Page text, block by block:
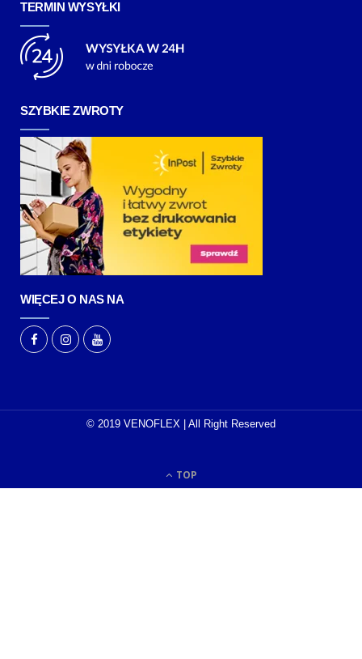
TERMIN WYSYŁKI
SZYBKIE ZWROTY
WIĘCEJ O NAS NA
© 2019 VENOFLEX | All Right Reserved
TOP